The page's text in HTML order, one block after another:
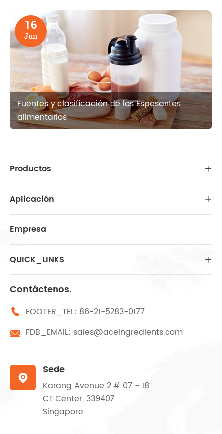
16
Jun
Fuentes y clasificación de los Espesantes
alimentarios
Productos 
Aplicación 
Empresa
QUICK_LINKS 
Contáctenos.
 FOOTER_TEL: 86-21-5283-0177
 FDB_EMAIL: sales@aceingredients.com

Sede
Karang Avenue 2 # 07 - 18
CT Center, 339407
Singapore